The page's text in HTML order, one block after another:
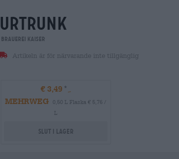
urtrunk
Brauerei Kaiser
Artikeln är för närvarande inte tillgänglig
€ 3,49
MEHRWEG
0,50 L Flaska € 5,76 /
L
Slut i lager